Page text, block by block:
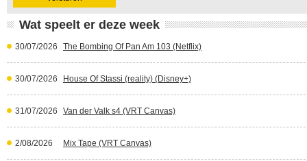
Wat speelt er deze week
30/07/2026 The Bombing Of Pan Am 103 (Netflix)
30/07/2026 House Of Stassi (reality) (Disney+)
31/07/2026 Van der Valk s4 (VRT Canvas)
2/08/2026 Mix Tape (VRT Canvas)